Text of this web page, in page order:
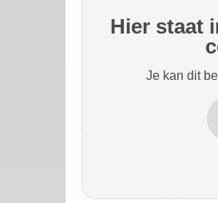
Hier staat
Je kan dit